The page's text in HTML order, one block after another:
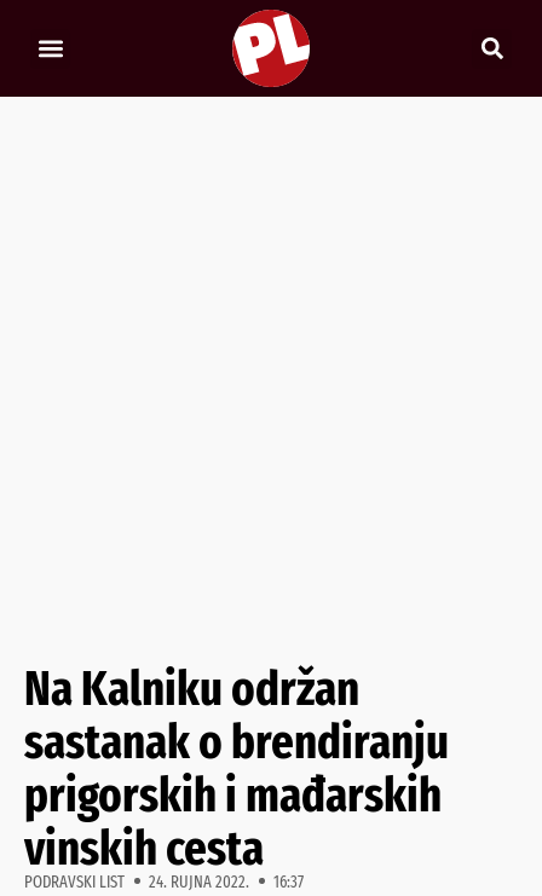
Na Kalniku održan
sastanak o brendiranju
prigorskih i mađarskih
vinskih cesta
PODRAVSKI LIST 24. RUJNA 2022. 16:37